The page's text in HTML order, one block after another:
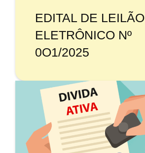
EDITAL DE LEILÃO
ELETRÔNICO Nº
0O1/2025